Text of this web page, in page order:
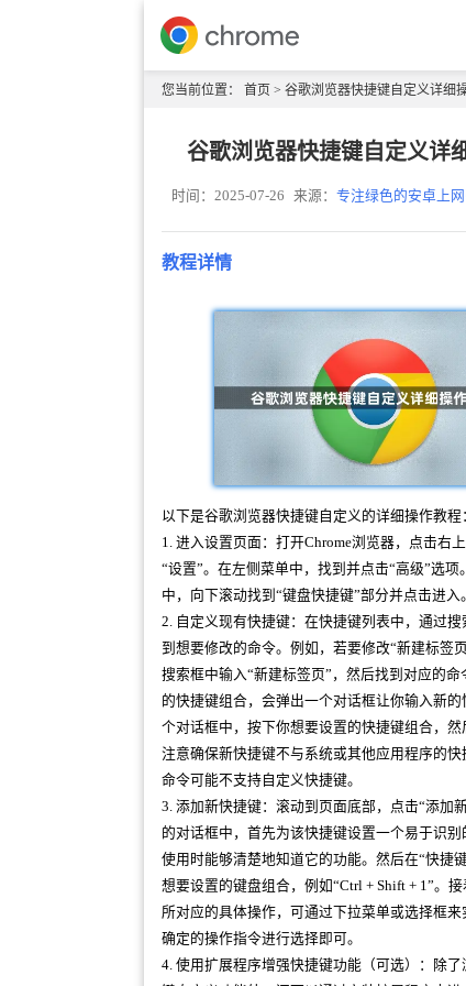
您当前位置： 首页 > 谷歌浏览器快捷键自定义详细
谷歌浏览器快捷键自定义详
时间：2025-07-26 来源：专注绿色的安卓上
教程详情
以下是谷歌浏览器快捷键自定义的详细操作教程
1. 进入设置页面：打开Chrome浏览器，点击右
“设置”。在左侧菜单中，找到并点击“高级”选项
中，向下滚动找到“键盘快捷键”部分并点击进入。
2. 自定义现有快捷键：在快捷键列表中，通过
到想要修改的命令。例如，若要修改“新建标签
搜索框中输入“新建标签页”，然后找到对应的命
的快捷键组合，会弹出一个对话框让你输入新的
个对话框中，按下你想要设置的快捷键组合，然
注意确保新快捷键不与系统或其他应用程序的
命令可能不支持自定义快捷键。
3. 添加新快捷键：滚动到页面底部，点击“添加
的对话框中，首先为该快捷键设置一个易于识别
使用时能够清楚地知道它的功能。然后在“快捷
想要设置的键盘组合，例如“Ctrl + Shift + 1”。
所对应的具体操作，可通过下拉菜单或选择框
确定的操作指令进行选择即可。
4. 使用扩展程序增强快捷键功能（可选）：除